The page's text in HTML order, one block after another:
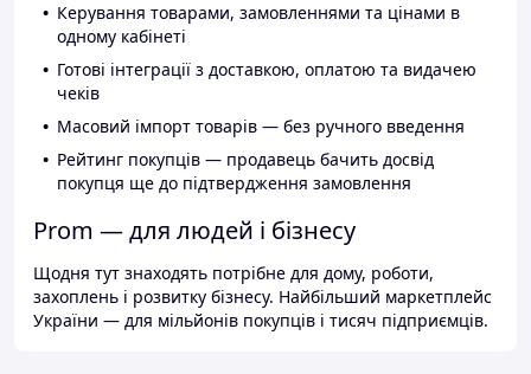
Керування товарами, замовленнями та цінами в
одному кабінеті
Готові інтеграції з доставкою, оплатою та видачею
чеків
Масовий імпорт товарів — без ручного введення
Рейтинг покупців — продавець бачить досвід
покупця ще до підтвердження замовлення
Prom — для людей і бізнесу
Щодня тут знаходять потрібне для дому, роботи,
захоплень і розвитку бізнесу. Найбільший маркетплейс
України — для мільйонів покупців і тисяч підприємців.